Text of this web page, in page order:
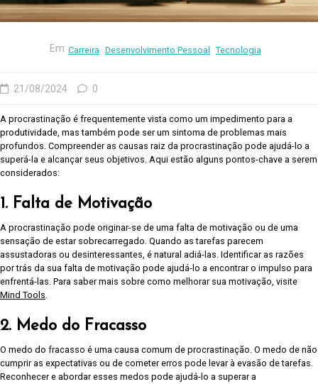
Em Carreira Desenvolvimento Pessoal Tecnologia
21/08/2024 0
A procrastinação é frequentemente vista como um impedimento para a
produtividade, mas também pode ser um sintoma de problemas mais
profundos. Compreender as causas raiz da procrastinação pode ajudá-lo a
superá-la e alcançar seus objetivos. Aqui estão alguns pontos-chave a serem
considerados:
1. Falta de Motivação
A procrastinação pode originar-se de uma falta de motivação ou de uma
sensação de estar sobrecarregado. Quando as tarefas parecem
assustadoras ou desinteressantes, é natural adiá-las. Identificar as razões
por trás da sua falta de motivação pode ajudá-lo a encontrar o impulso para
enfrentá-las. Para saber mais sobre como melhorar sua motivação, visite
Mind Tools.
2. Medo do Fracasso
O medo do fracasso é uma causa comum de procrastinação. O medo de não
cumprir as expectativas ou de cometer erros pode levar à evasão de tarefas.
Reconhecer e abordar esses medos pode ajudá-lo a superar a